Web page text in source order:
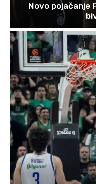
Novo pojačanje